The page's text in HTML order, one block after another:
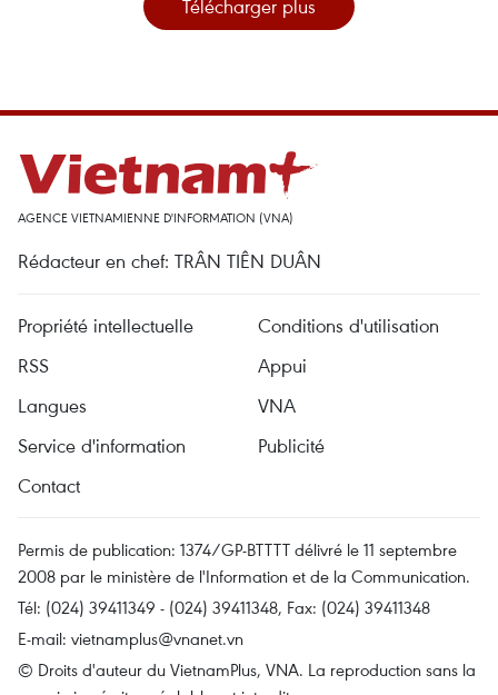
Télécharger plus
AGENCE VIETNAMIENNE D'INFORMATION (VNA)
Rédacteur en chef: TRÂN TIÊN DUÂN
Propriété intellectuelle
Conditions d'utilisation
RSS
Appui
Langues
VNA
Service d'information
Publicité
Contact
Permis de publication: 1374/GP-BTTTT délivré le 11 septembre
2008 par le ministère de l'Information et de la Communication.
Tél: (024) 39411349 - (024) 39411348, Fax: (024) 39411348
E-mail: vietnamplus@vnanet.vn
© Droits d'auteur du VietnamPlus, VNA. La reproduction sans la